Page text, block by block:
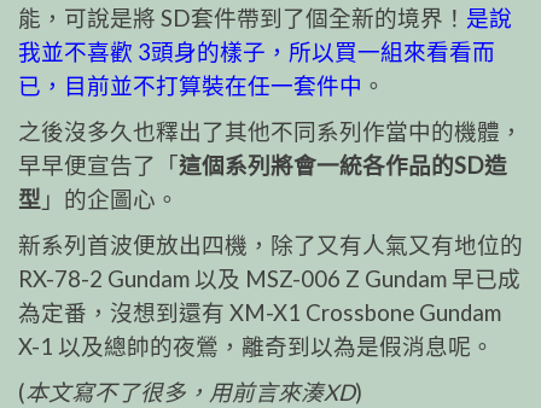
能，可說是將 SD套件帶到了個全新的境界！ 是說
我並不喜歡 3頭身的樣子，所以買一組來看看而
已，目前並不打算裝在任一套件中 。
之後沒多久也釋出了其他不同系列作當中的機體，
早早便宣告了「這個系列將會一統各作品的SD造
型 」的企圖心。
新系列首波便放出四機，除了又有人氣又有地位的
RX-78-2 Gundam 以及 MSZ-006 Z Gundam 早已成
為定番，沒想到還有 XM-X1 Crossbone Gundam
X-1 以及總帥的夜鶯，離奇到以為是假消息呢。
(本文寫不了很多，用前言來湊XD)